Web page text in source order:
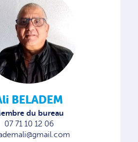
BELADEM
du bureau
07 71 10 12 06